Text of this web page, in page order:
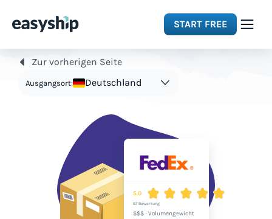
START FREE
Solutions
Integrations
Resources
Zur vorherigen Seite
Ausgangsort: Deutschland
5.0
87 Bewertung
$$$ · Volumengewicht